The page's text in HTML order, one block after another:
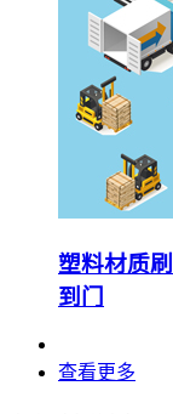
塑料材质
到门
查看更多